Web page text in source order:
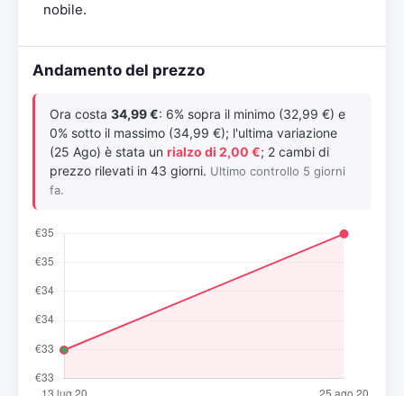
nobile.
Andamento del prezzo
Ora costa 34,99 €: 6% sopra il minimo (32,99 €) e
0% sotto il massimo (34,99 €); l'ultima variazione
(25 Ago) è stata un rialzo di 2,00 €; 2 cambi di
prezzo rilevati in 43 giorni. Ultimo controllo 5 giorni
fa.